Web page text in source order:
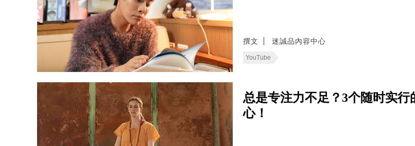
撰文 迷誠品內容中心
YouTube
总是专注力不足？3个随时实
心！